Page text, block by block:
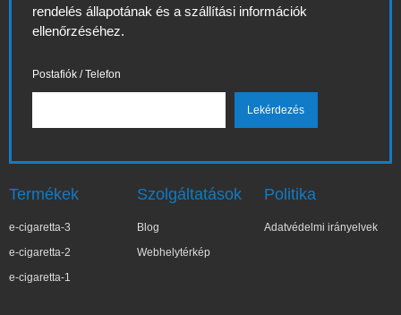
rendelés állapotának és a szállítási információk
ellenőrzéséhez.
Postafiók / Telefon
Termékek
e-cigaretta-3
e-cigaretta-2
e-cigaretta-1
Szolgáltatások
Blog
Webhelytérkép
Politika
Adatvédelmi irányelvek